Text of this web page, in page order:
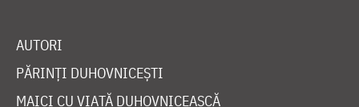
AUTORI
PĂRINȚI DUHOVNICEȘTI
MAICI CU VIAȚĂ DUHOVNICEASCĂ